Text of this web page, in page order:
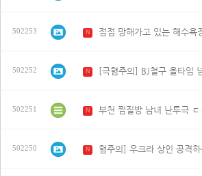
502253 N 점점 망해가고 있는 해수욕
502252 N [극혐주의] BJ철구 올타임
502251 N 부천 찜질방 남녀 난투극 ㄷ
502250 N 혐주의] 우크라 상인 공격